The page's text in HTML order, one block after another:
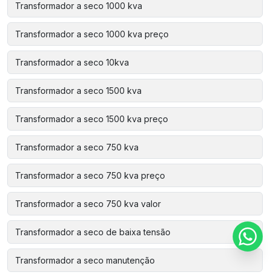
Transformador a seco 1000 kva
Transformador a seco 1000 kva preço
Transformador a seco 10kva
Transformador a seco 1500 kva
Transformador a seco 1500 kva preço
Transformador a seco 750 kva
Transformador a seco 750 kva preço
Transformador a seco 750 kva valor
Transformador a seco de baixa tensão
Transformador a seco manutenção